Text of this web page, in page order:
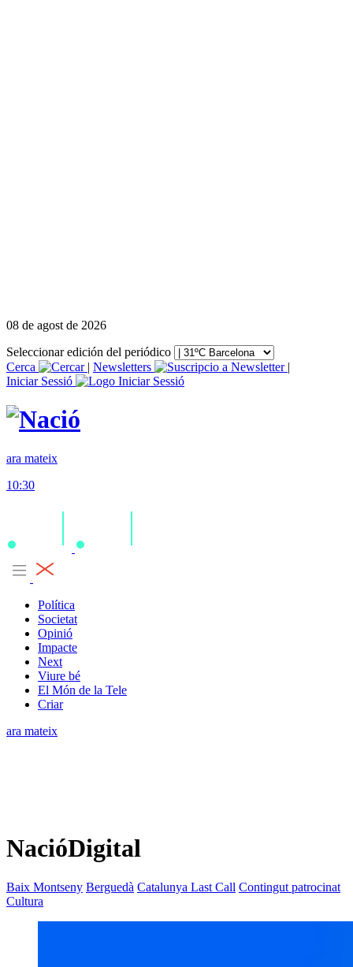
08 de agost de 2026
Seleccionar edición del periódico
Cerca
| Newsletters
|
Iniciar Sessió
ara mateix
10:30
Política
Societat
Opinió
Impacte
Next
Viure bé
El Món de la Tele
Criar
ara mateix
NacióDigital
Baix Montseny Berguedà Catalunya Last Call Contingut patrocinat
Cultura